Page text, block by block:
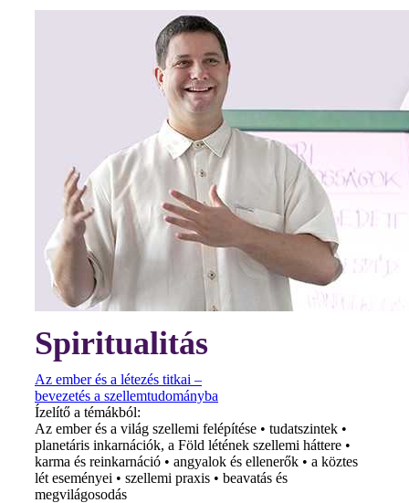
Spiritualitás
Az ember és a létezés titkai –
bevezetés a szellemtudományba
Ízelítő a témákból:
Az ember és a világ szellemi felépítése • tudatszintek •
planetáris inkarnációk, a Föld létének szellemi háttere •
karma és reinkarnáció • angyalok és ellenerők • a köztes
lét eseményei • szellemi praxis • beavatás és
megvilágosodás